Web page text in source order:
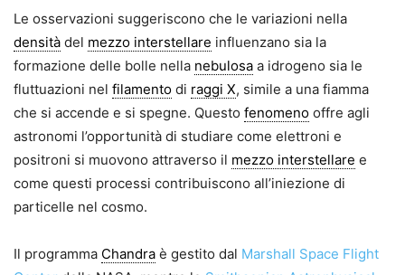
Le osservazioni suggeriscono che le variazioni nella
densità del mezzo interstellare influenzano sia la
formazione delle bolle nella nebulosa a idrogeno sia le
fluttuazioni nel filamento di raggi X, simile a una fiamma
che si accende e si spegne. Questo fenomeno offre agli
astronomi l’opportunità di studiare come elettroni e
positroni si muovono attraverso il mezzo interstellare e
come questi processi contribuiscono all’iniezione di
particelle nel cosmo.
Il programma Chandra è gestito dal Marshall Space Flight